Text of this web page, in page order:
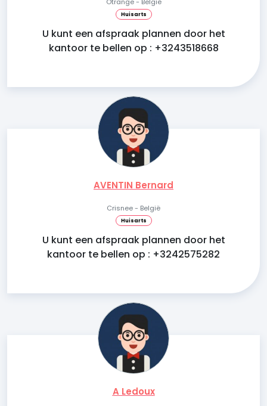
Huisarts
U kunt een afspraak plannen door het
kantoor te bellen op : +3243518668
AVENTIN Bernard
Crisnee - België
Huisarts
U kunt een afspraak plannen door het
kantoor te bellen op : +3242575282
A Ledoux